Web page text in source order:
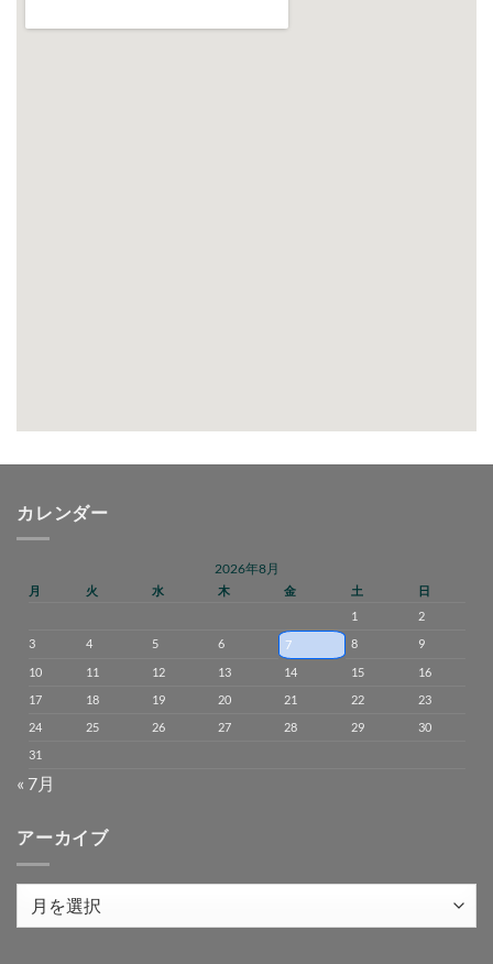
カレンダー
2026年8月
月 火 水 木 金 土
日
1
2
3
4 5 6 7 8
9
10
11 12 13 14 15
16
17
18 19 20 21 22
23
24
25 26 27 28 29
30
31
« 7月
アーカイブ